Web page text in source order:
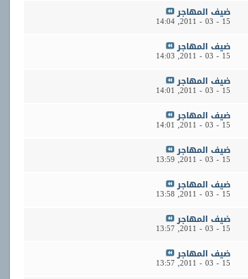
ضيف المهاجر
15 - 03 - 2011,
14:04
ضيف المهاجر
15 - 03 - 2011,
14:03
ضيف المهاجر
15 - 03 - 2011,
14:01
ضيف المهاجر
15 - 03 - 2011,
14:01
ضيف المهاجر
15 - 03 - 2011,
13:59
ضيف المهاجر
15 - 03 - 2011,
13:58
ضيف المهاجر
15 - 03 - 2011,
13:57
ضيف المهاجر
15 - 03 - 2011,
13:57